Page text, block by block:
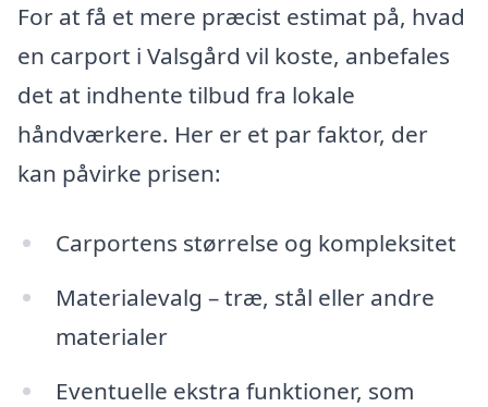
For at få et mere præcist estimat på, hvad
en carport i Valsgård vil koste, anbefales
det at indhente tilbud fra lokale
håndværkere. Her er et par faktor, der
kan påvirke prisen:
Carportens størrelse og kompleksitet
Materialevalg – træ, stål eller andre
materialer
Eventuelle ekstra funktioner, som